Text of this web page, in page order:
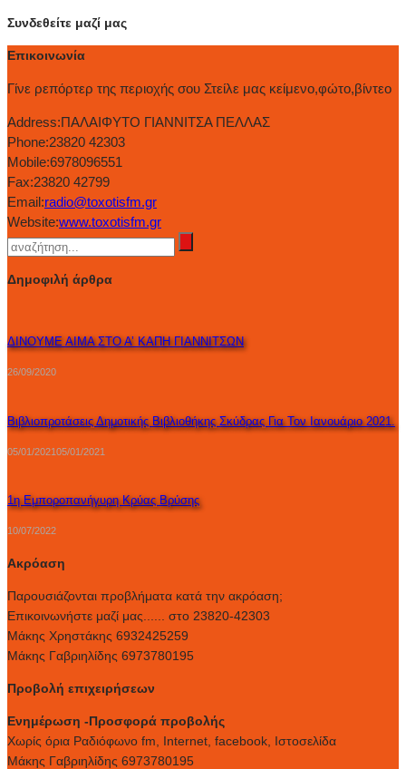
Συνδεθείτε μαζί μας
Επικοινωνία
Γίνε ρεπόρτερ της περιοχής σου Στείλε μας κείμενο,φώτο,βίντεο
Address:ΠΑΛΑΙΦΥΤΟ ΓΙΑΝΝΙΤΣΑ ΠΕΛΛΑΣ
Phone:23820 42303
Mobile:6978096551
Fax:23820 42799
Email:radio@toxotisfm.gr
Website:www.toxotisfm.gr
Δημοφιλή άρθρα
ΔΙΝΟΥΜΕ ΑΙΜΑ ΣΤΟ Α’ ΚΑΠΗ ΓΙΑΝΝΙΤΣΩΝ
26/09/2020
Βιβλιοπροτάσεις Δημοτικής Βιβλιοθήκης Σκύδρας Για Τον Ιανουάριο 2021.
05/01/202105/01/2021
1η Εμποροπανήγυρη Κρύας Βρύσης
10/07/2022
Ακρόαση
Παρουσιάζονται προβλήματα κατά την ακρόαση;
Επικοινωνήστε μαζί μας...... στο 23820-42303
Μάκης Χρηστάκης 6932425259
Μάκης Γαβριηλίδης 6973780195
Προβολή επιχειρήσεων
Ενημέρωση -Προσφορά προβολής
Xωρίς όρια Ραδιόφωνο fm, Internet, facebook, Ιστοσελίδα
Μάκης Γαβριηλίδης 6973780195